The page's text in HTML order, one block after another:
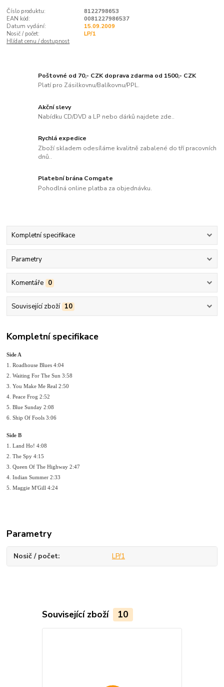
Číslo produktu:
8122798653
EAN kód:
0081227986537
Datum vydání:
15.09.2009
Nosič / počet:
LP/1
Hlídat cenu / dostupnost
Poštovné od 70,- CZK doprava zdarma od 1500,- CZK
Platí pro Zásilkovnu/Balíkovnu/PPL.
Akční slevy
Nabídku CD/DVD a LP nebo dárků najdete zde..
Rychlá expedice
Zboží skladem odesíláme kvalitně zabalené do tří pracovních
dnů..
Platební brána Comgate
Pohodlná online platba za objednávku.
Kompletní specifikace
Parametry
Komentáře 0
Související zboží 10
Kompletní specifikace
Side A
1. Roadhouse Blues 4:04
2. Waiting For The Sun 3:58
3. You Make Me Real 2:50
4. Peace Frog 2:52
5. Blue Sunday 2:08
6. Ship Of Fools 3:06
Side B
1. Land Ho! 4:08
2. The Spy 4:15
3. Queen Of The Highway 2:47
4. Indian Summer 2:33
5. Maggie M'Gill 4:24
Parametry
Nosič / počet LP/1
Související zboží 10